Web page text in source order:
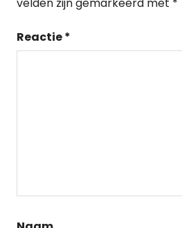
velden zijn gemarkeerd met *
Reactie*